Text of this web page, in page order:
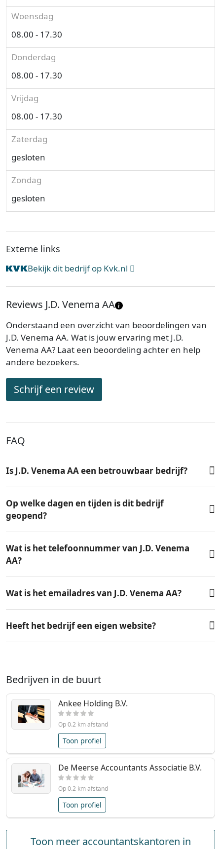
Woensdag
08.00 - 17.30
Donderdag
08.00 - 17.30
Vrijdag
08.00 - 17.30
Zaterdag
gesloten
Zondag
gesloten
Externe links
Bekijk dit bedrijf op Kvk.nl
Reviews J.D. Venema AA
Onderstaand een overzicht van beoordelingen van
J.D. Venema AA. Wat is jouw ervaring met J.D.
Venema AA? Laat een beoordeling achter en help
andere bezoekers.
Schrijf een review
FAQ
Is J.D. Venema AA een betrouwbaar bedrijf?
Op welke dagen en tijden is dit bedrijf
geopend?
Wat is het telefoonnummer van J.D. Venema
AA?
Wat is het emailadres van J.D. Venema AA?
Heeft het bedrijf een eigen website?
Bedrijven in de buurt
Ankee Holding B.V.
Op 0.2 km afstand
Toon profiel
De Meerse Accountants Associatie B.V.
Op 0.2 km afstand
Toon profiel
Toon meer accountantskantoren in